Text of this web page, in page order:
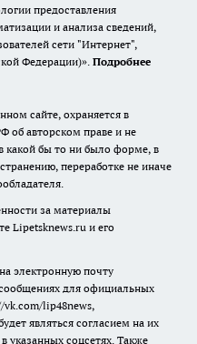
предоставления
и анализа сведений,
сети "Интернет",
Федерации)». Подробнее
сайте, охраняется в
об авторском праве и не
какой бы то ни было форме, в
переработке не иначе
за материалы
Lipetsknews.ru и его
электронную почту
для официальных
vk.com/lip48news,
являться согласием на их
указанных соцсетях. Также